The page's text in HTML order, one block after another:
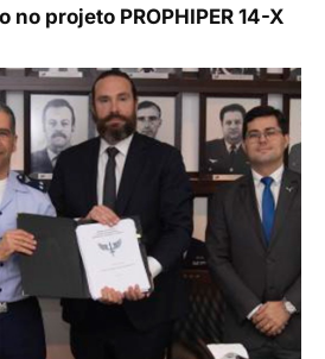
projeto PROPHIPER 14-X